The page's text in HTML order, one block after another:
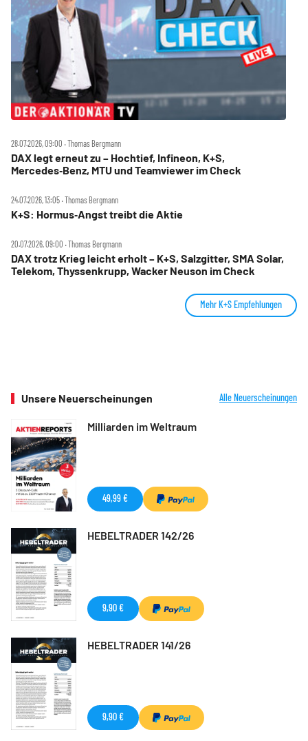
28.07.2026, 09:00 ‧ Thomas Bergmann
DAX legt erneut zu – Hochtief, Infineon, K+S,
Mercedes‑Benz, MTU und Teamviewer im Check
24.07.2026, 13:05 ‧ Thomas Bergmann
K+S: Hormus‑Angst treibt die Aktie
20.07.2026, 09:00 ‧ Thomas Bergmann
DAX trotz Krieg leicht erholt – K+S, Salzgitter, SMA Solar,
Telekom, Thyssenkrupp, Wacker Neuson im Check
Mehr K+S Empfehlungen
Unsere Neuerscheinungen Alle Neuerscheinungen
Milliarden im Weltraum
49,99 €
HEBELTRADER 142/26
9,90 €
HEBELTRADER 141/26
9,90 €